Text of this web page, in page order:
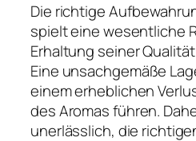
Die richtige
spielt eine wesentliche
Erhaltung seiner
Eine unsachgemäße
einem erheblichen
des Aromas führen.
unerlässlich, die